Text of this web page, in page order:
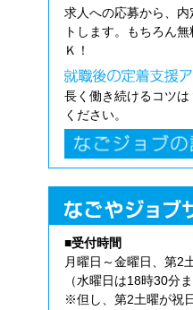
求人への応募から、
トします。もちろん
Ｋ！
長く働き続けるコツ
ください。
■受付時間
月曜日～金曜日、第
（水曜日は18時30分ま
※但し、第2土曜が祝